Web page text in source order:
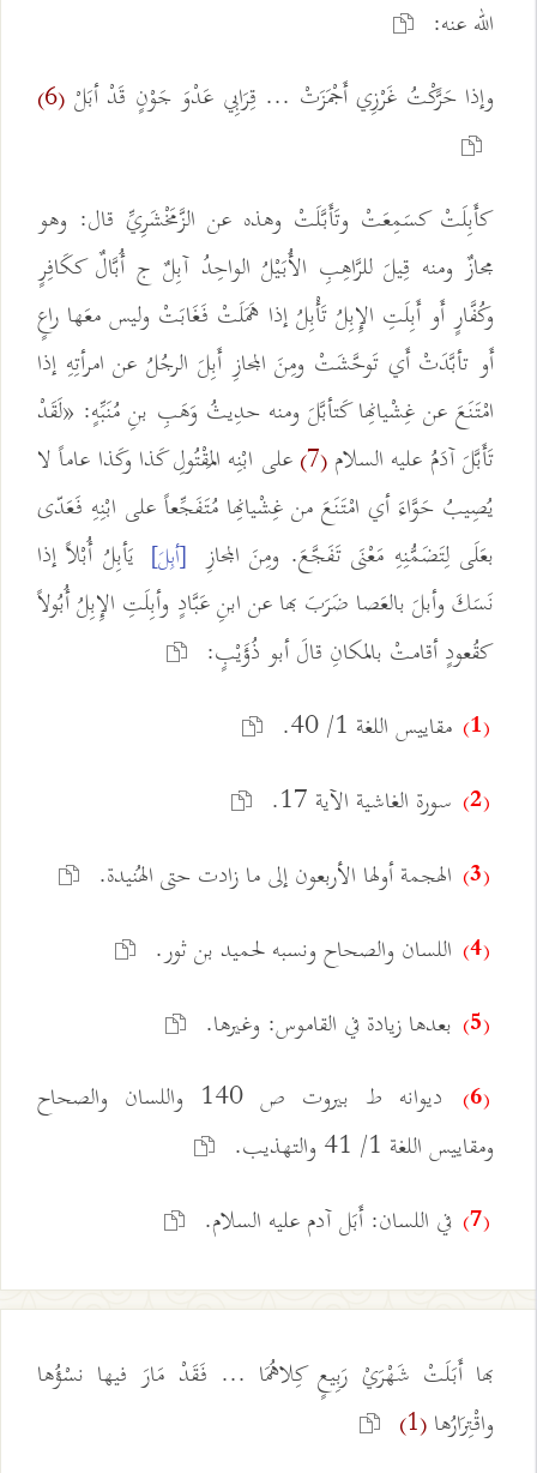
الله عنه:
وإذا حَرَّكْتُ غَرْزِي أَجْمَزَتْ ... قِرَابِي عَدْوَ جَوْنٍ قَدْ أبَلْ (6)
كأَبِلَتْ كسَمِعَتْ وتَأَبَّلَتْ وهذه عن الزَّمَخْشَرِيِّ قال: وهو
مجازٌ ومنه قِيلَ للرَّاهِبِ الأُبَيْلُ الواحِدُ آبِلٌ ج أُبَّالٌ ككَافِرٍ
وكُفَّارٍ أَو أَبِلَتِ الإِبِلُ تَأْبِلُ إذا هَمَلَتْ فَغَابَتْ وليس معَها راعٍ
أَو تأبَّدَتْ أَي تَوحَّشَتْ ومِنَ المجازِ أَبِلَ الرجُلُ عن امرأتِهِ إذا
امْتَنَعَ عن غِشْيانِها كَتأبَّلَ ومنه حدِيثُ وَهَبِ بنِ مُنَبِّهٍ: «لَقَدْ
تَأَبَّلَ آدَمُ عليه السلام(7)
على ابْنِه المَقْتُولِ كَذا وكَذا عاماً لا
يُصِيبُ حَوَّاءَ أي امْتَنَعَ من غِشْيانِها مُتَفَجِّعاً على ابْنِهِ فَعَدّى
بعَلَى لِتَضَمُّنِهِ مَعْنَى تَفَجَّعَ. ومِنَ المجازِ [أبِلَ] يَأبِلُ أُبْلاً إذا
نَسَكَ وأبلَ بالعَصا ضَرَبَ بها عن ابنِ عَبَّادٍ وأبِلَتِ الإِبِلُ أُبُولاً
كقُعودٍ أقامتْ بالمكانِ قالَ أبو ذُؤَيْبٍ:
(1) مقاييس اللغة 1/ 40.
(2) سورة الغاشية الآية 17.
(3) الهجمة أولها الأربعون إلى ما زادت حتى الهُنيدة.
(4) اللسان والصحاح ونسبه لحميد بن ثور.
(5) بعدها زيادة في القاموس: وغيرها.
(6)
ديوانه ط بيروت ص 140 واللسان والصحاح
ومقاييس اللغة 1/ 41 والتهذيب.
(7) في اللسان: أَبَل آدم عليه السلام.
بها أَبَلَتْ شَهْرَيْ رَبِيعٍ كِلاهُمَا ... فَقَدْ مَارَ فيها نسْؤُها
واقْتِرَارُها(1)